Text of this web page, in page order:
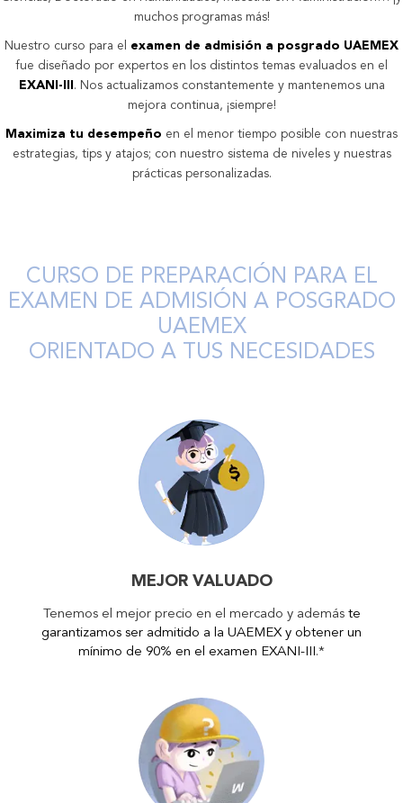
muchos programas más!
Nuestro curso para el examen de admisión a posgrado UAEMEX
fue diseñado por expertos en los distintos temas evaluados en el
EXANI-III
. Nos actualizamos constantemente y mantenemos una
mejora continua, ¡siempre!
Maximiza tu desempeño en el menor tiempo posible con nuestras
estrategias, tips y atajos; con nuestro sistema de niveles y nuestras
prácticas personalizadas.
CURSO DE PREPARACIÓN PARA EL
EXAMEN DE ADMISIÓN A POSGRADO
UAEMEX
ORIENTADO A TUS NECESIDADES
MEJOR VALUADO
Tenemos el mejor precio en el mercado y además te
garantizamos ser admitido a la UAEMEX y obtener un
mínimo de 90% en el examen EXANI-III .*